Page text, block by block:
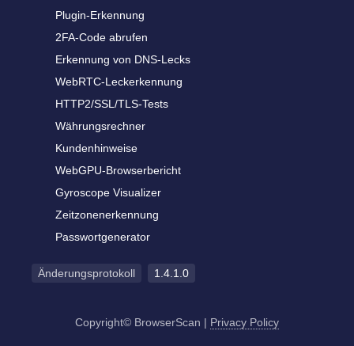
Plugin-Erkennung
2FA-Code abrufen
Erkennung von DNS-Lecks
WebRTC-Leckerkennung
HTTP2/SSL/TLS-Tests
Währungsrechner
Kundenhinweise
WebGPU-Browserbericht
Gyroscope Visualizer
Zeitzonenerkennung
Passwortgenerator
Änderungsprotokoll 1.4.1.0
Copyright© BrowserScan | Privacy Policy